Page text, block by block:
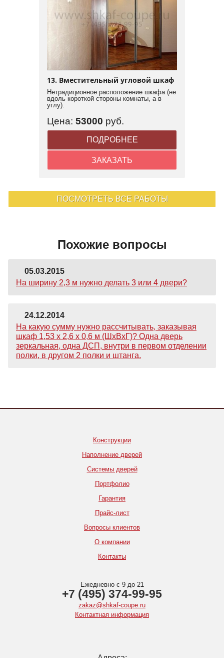
13. Вместительный угловой шкаф
Нетрадиционное расположение шкафа (не
вдоль короткой стороны комнаты, а в
углу).
Цена: 53000 руб.
ПОДРОБНЕЕ
ЗАКАЗАТЬ
ПОСМОТРЕТЬ ВСЕ РАБОТЫ
Похожие вопросы
05.03.2015
На ширину 2,3 м нужно делать 3 или 4 двери?
24.12.2014
На какую сумму нужно рассчитывать, заказывая
шкаф 1,53 х 2,6 х 0,6 м (ШхВхГ)? Одна дверь
зеркальная, одна ДСП, внутри в первом отделении
полки, в другом 2 полки и штанга.
Конструкции
Наполнение дверей
Системы дверей
Портфолио
Гарантия
Прайс-лист
Вопросы клиентов
О компании
Контакты
Ежедневно с 9 до 21
+7 (495) 374-99-95
zakaz@shkaf-coupe.ru
Контактная информация